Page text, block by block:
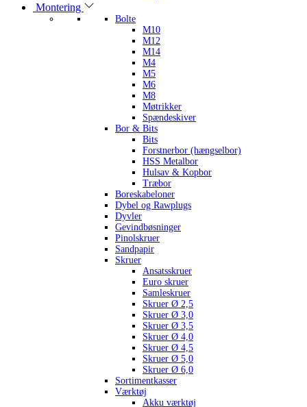
Montering
Bolte
M10
M12
M14
M4
M5
M6
M8
Møtrikker
Spændeskiver
Bor & Bits
Bits
Forstnerbor (hængselbor)
HSS Metalbor
Hulsav & Kopbor
Træbor
Boreskabeloner
Dybel og Rawplugs
Dyvler
Gevindbøsninger
Pinolskruer
Sandpapir
Skruer
Ansatsskruer
Euro skruer
Samleskruer
Skruer Ø 2,5
Skruer Ø 3,0
Skruer Ø 3,5
Skruer Ø 4,0
Skruer Ø 4,5
Skruer Ø 5,0
Skruer Ø 6,0
Sortimentkasser
Værktøj
Akku værktøj